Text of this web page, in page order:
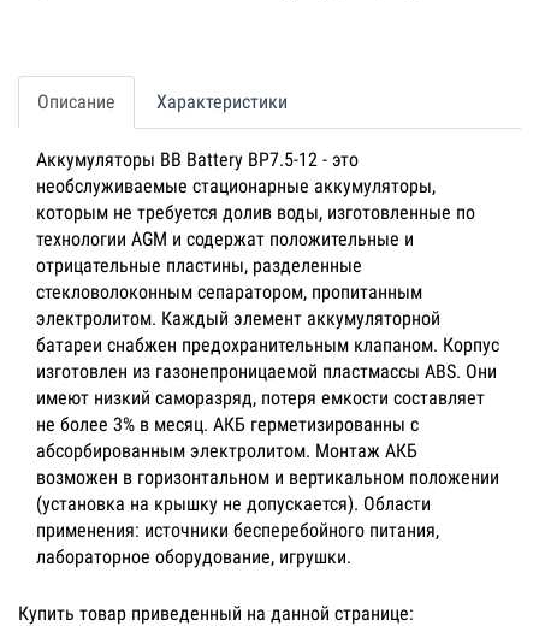
Описание Характеристики
Аккумуляторы BB Battery BP7.5-12 - это
необслуживаемые стационарные аккумуляторы,
которым не требуется долив воды, изготовленные по
технологии AGM и содержат положительные и
отрицательные пластины, разделенные
стекловолоконным сепаратором, пропитанным
электролитом. Каждый элемент аккумуляторной
батареи снабжен предохранительным клапаном. Корпус
изготовлен из газонепроницаемой пластмассы ABS. Они
имеют низкий саморазряд, потеря емкости составляет
не более 3% в месяц. АКБ герметизированны с
абсорбированным электролитом. Монтаж АКБ
возможен в горизонтальном и вертикальном положении
(установка на крышку не допускается). Области
применения: источники бесперебойного питания,
лабораторное оборудование, игрушки.
Купить товар приведенный на данной странице: